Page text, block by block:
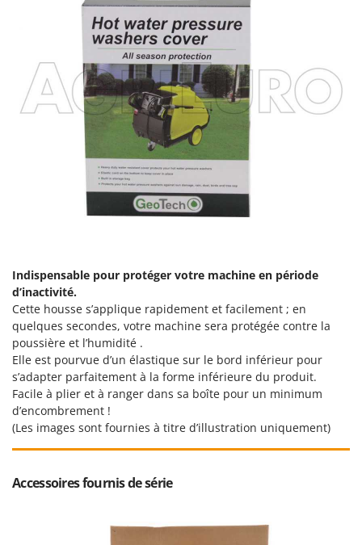
Tondeuses à Gazon
Tondeuses autoportées
Tondeuses débroussailleuses thermiques
Trancheuses
Trancheuses de sol
Transpalettes
Treuils de débardage
Tronçonneuses
Lampacrescia - MGM
Landxcape
LAR Casalinghi
Lavor
Linea VZ
Lotusgrill
Macte Ovens
Makita
MAMMAMIA
Marcato
Marina Systems
Master
Mastercook
Masterpro
McCulloch
Indispensable pour protéger votre machine en période
d’inactivité.
Cette housse s’applique rapidement et facilement ; en
quelques secondes, votre machine sera protégée contre la
poussière et l’humidité .
Elle est pourvue d’un élastique sur le bord inférieur pour
s’adapter parfaitement à la forme inférieure du produit.
Facile à plier et à ranger dans sa boîte pour un minimum
d’encombrement !
(Les images sont fournies à titre d’illustration uniquement)
Accessoires fournis de série